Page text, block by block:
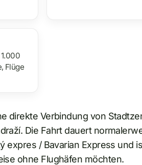
Flüge
direkte Verbindung von
Die Fahrt dauert
expres / Bavarian Express und
ohne Flughäfen möchten.